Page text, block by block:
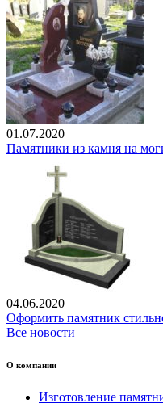
01.07.2020
Памятники из камня на
04.06.2020
Оформить памятник
Все новости
О компании
Изготовление